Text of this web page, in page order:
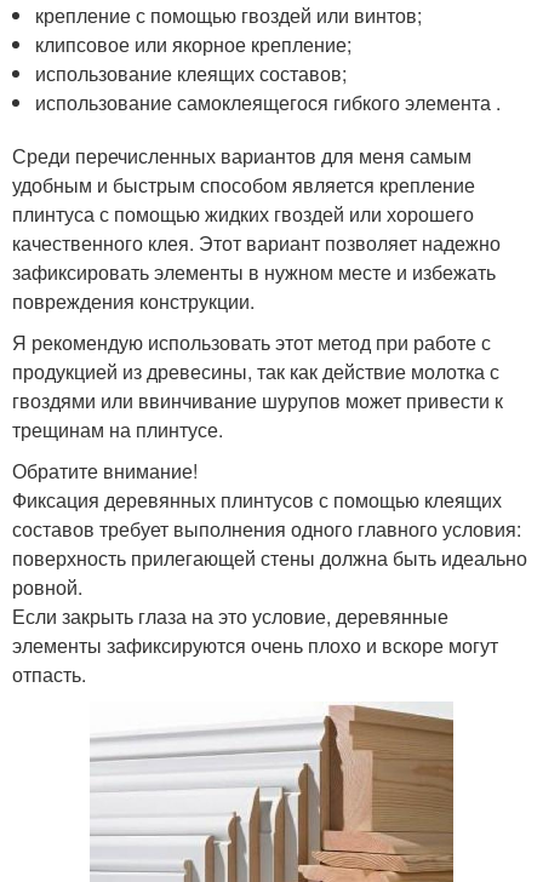
крепление с помощью гвоздей или винтов;
клипсовое или якорное крепление;
использование клеящих составов;
использование самоклеящегося гибкого элемента .
Среди перечисленных вариантов для меня самым
удобным и быстрым способом является крепление
плинтуса с помощью жидких гвоздей или хорошего
качественного клея. Этот вариант позволяет надежно
зафиксировать элементы в нужном месте и избежать
повреждения конструкции.
Я рекомендую использовать этот метод при работе с
продукцией из древесины, так как действие молотка с
гвоздями или ввинчивание шурупов может привести к
трещинам на плинтусе.
Обратите внимание!
Фиксация деревянных плинтусов с помощью клеящих
составов требует выполнения одного главного условия:
поверхность прилегающей стены должна быть идеально
ровной.
Если закрыть глаза на это условие, деревянные
элементы зафиксируются очень плохо и вскоре могут
отпасть.